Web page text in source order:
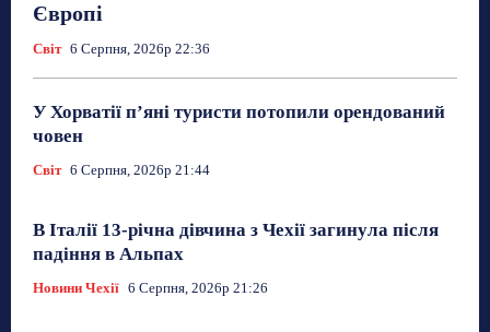
Європі
Світ 6 Серпня, 2026р 22:36
У Хорватії пʼяні туристи потопили орендований
човен
Світ 6 Серпня, 2026р 21:44
В Італії 13-річна дівчина з Чехії загинула після
падіння в Альпах
Новини Чехії 6 Серпня, 2026р 21:26